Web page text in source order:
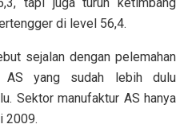
di level 56,4.
sejalan dengan pelemahan
AS yang sudah lebih dulu
Sektor manufaktur AS hanya
2009.